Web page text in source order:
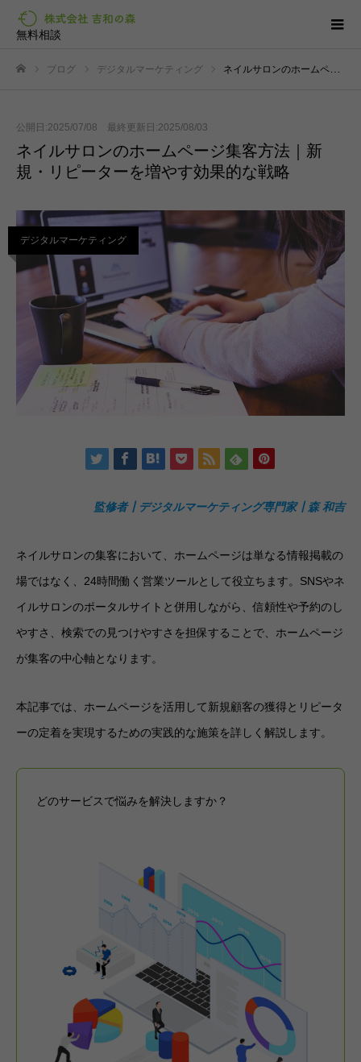
無料相談
ブログ デジタルマーケティング ネイルサロンのホームページ集客方法｜新規・リピーターを増やす効果的な戦略
公開日:2025/07/08 最終更新日:2025/08/03
ネイルサロンのホームページ集客方法｜新
規・リピーターを増やす効果的な戦略
デジタルマーケティング
監修者┃デジタルマーケティング専門家┃森 和吉
ネイルサロンの集客において、ホームページは単なる情報掲載の
場ではなく、24時間働く営業ツールとして役立ちます。SNSやネ
イルサロンのポータルサイトと併用しながら、信頼性や予約のし
やすさ、検索での見つけやすさを担保することで、ホームページ
が集客の中心軸となります。
本記事では、ホームページを活用して新規顧客の獲得とリピータ
ーの定着を実現するための実践的な施策を詳しく解説します。
どのサービスで悩みを解決しますか？